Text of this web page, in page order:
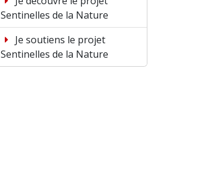
Sentinelles de la Nature
Je soutiens le projet
Sentinelles de la Nature